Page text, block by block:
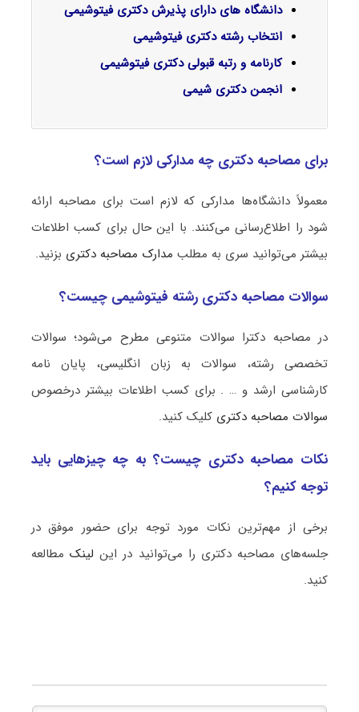
دانشگاه های دارای پذیرش دکتری فیتوشیمی
انتخاب رشته دکتری فیتوشیمی
کارنامه و رتبه قبولی دکتری فیتوشیمی
انجمن دکتری شیمی
برای مصاحبه دکتری چه مدارکی لازم است؟
معمولاً دانشگاه‌ها مدارکی که لازم است برای مصاحبه ارائه
شود را اطلاع‌رسانی می‌کنند. با این حال برای کسب اطلاعات
بیشتر می‌توانید سری به مطلب مدارک مصاحبه دکتری بزنید.
سوالات مصاحبه دکتری رشته فیتوشیمی چیست؟
در مصاحبه دکترا سوالات متنوعی مطرح می‌شود؛ سوالات
تخصصی رشته، سوالات به زبان انگلیسی، پایان نامه
کارشناسی ارشد و … . برای کسب اطلاعات بیشتر درخصوص
سوالات مصاحبه دکتری کلیک کنید.
نکات مصاحبه دکتری چیست؟ به چه چیزهایی باید
توجه کنیم؟
برخی از مهم‌ترین نکات مورد توجه برای حضور موفق در
جلسه‌های مصاحبه دکتری را می‌توانید در این لینکمطالعه
کنید.